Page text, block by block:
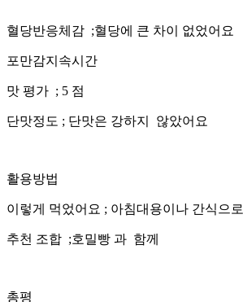
혈당반응체감 ;혈당에 큰 차이 없었어요
포만감지속시간
맛 평가 ; 5 점
단맛정도 ; 단맛은 강하지 않았어요
활용방법
이렇게 먹었어요 ; 아침대용이나 간식으로
추천 조합 ;호밀빵 과 함께
총평